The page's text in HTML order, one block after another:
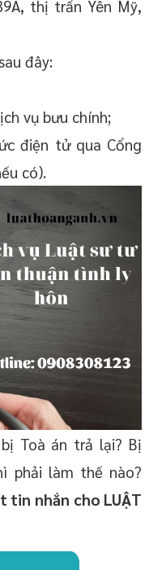
thị trấn Yên Mỹ,
đây:
vụ bưu chính;
điện tử qua Cổng
có).
Toà án trả lại? Bị
phải làm thế nào?
tin nhắn cho LUẬT